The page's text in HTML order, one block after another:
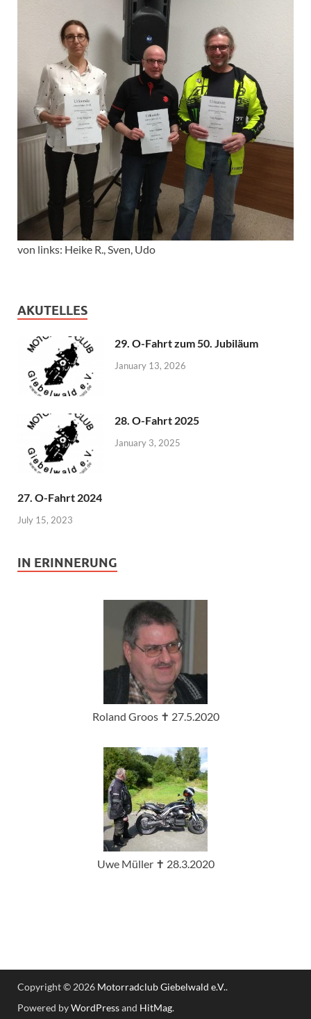
von links: Heike R., Sven, Udo
AKUTELLES
29. O-Fahrt zum 50. Jubiläum
January 13, 2026
28. O-Fahrt 2025
January 3, 2025
27. O-Fahrt 2024
July 15, 2023
IN ERINNERUNG
Roland Groos ✝ 27.5.2020
Uwe Müller ✝ 28.3.2020
Copyright © 2026 Motorradclub Giebelwald e.V..
Powered byWordPressand HitMag.